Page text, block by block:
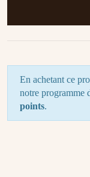
En achetant ce
notre programme
points.